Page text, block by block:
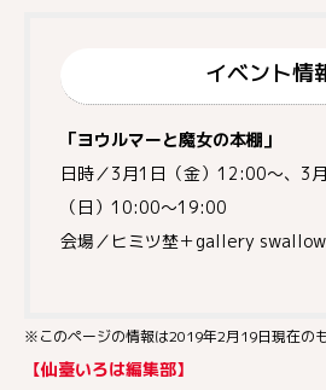
イベント情
「ヨウルマーと魔女の本棚」
日時／3月1日（金）12:00〜、3
（日）10:00〜19:00
会場／ヒミツ埜＋gallery swallow
※このページの情報は2019年2月19日現在のも
【仙臺いろは編集部】